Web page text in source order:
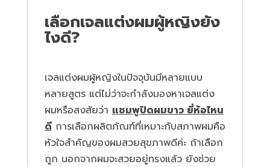
เลือกเจลแต่งผมผู้หญิงยัง
ไงดี?
เจลแต่งผมผู้หญิงในปัจจุบันมีหลายแบบ
หลายสูตร แต่ไม่ว่าจะกำลังมองหาเจลแต่ง
ผมหรือสงสัยว่า แชมพูปิดผมขาว ยี่ห้อไหน
ดีการเลือกผลิตภัณฑ์ที่เหมาะกับสภาพผมคือ
หัวใจสำคัญของผมสวยสุขภาพดีค่ะ ถ้าเลือก
ถูก นอกจากผมจะสวยอยู่ทรงแล้ว ยังช่วย